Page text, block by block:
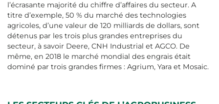
l’écrasante majorité du chiffre d’affaires du secteur. A
titre d’exemple, 50 % du marché des technologies
agricoles, d’une valeur de 120 milliards de dollars, sont
détenus par les trois plus grandes entreprises du
secteur, à savoir Deere, CNH Industrial et AGCO. De
même, en 2018 le marché mondial des engrais était
dominé par trois grandes firmes : Agrium, Yara et Mosaic.